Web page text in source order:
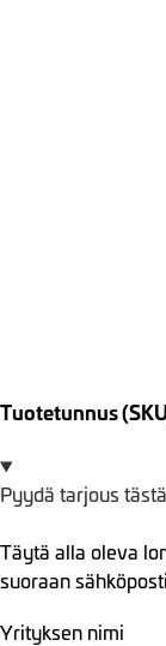
Tuotetunnus
Pyydä tarjous
Täytä alla oleva
suoraan
Yrityksen nimi